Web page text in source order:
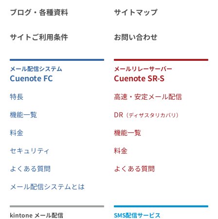
ブログ・各種資料 サイトマップ
サイトご利用条件 お問い合わせ
メール配信システム
Cuenote FC
特長
機能一覧
料金
セキュリティ
よくある質問
メール配信システムとは
メールリレーサーバー
Cuenote SR-S
高速・安定メール配信
DR （ディザスタリカバリ）
機能一覧
料金
よくある質問
kintone メール配信 SMS配信サービス